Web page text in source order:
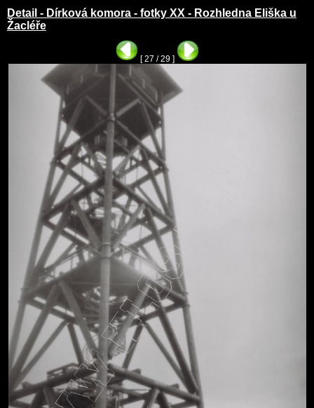
Detail - Dírková komora - fotky XX - Rozhledna Eliška u
Žacléře
[ 27 / 29 ]